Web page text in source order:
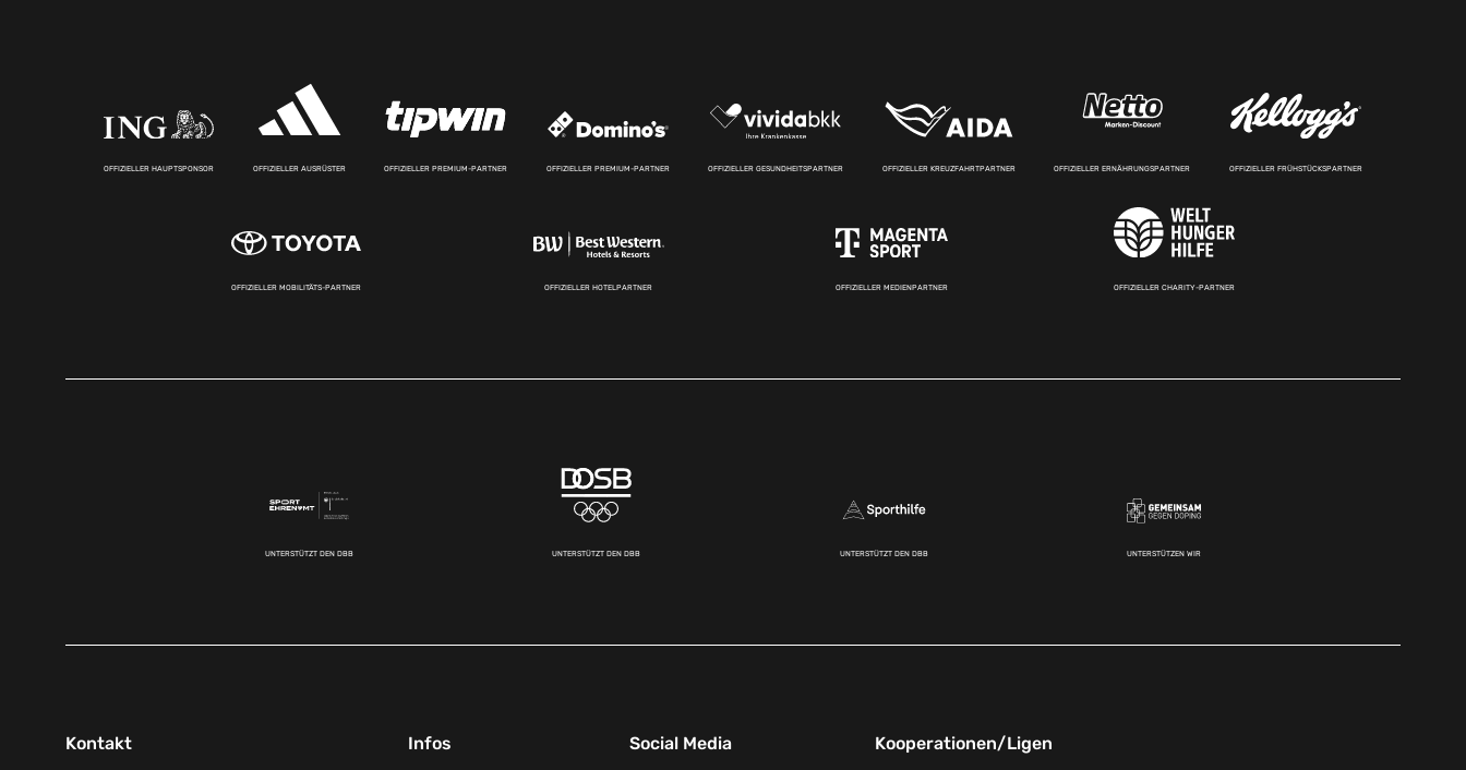
OFFIZIELLER HAUPTSPONSOR OFFIZIELLER AUSRÜSTER OFFIZIELLER PREMIUM-PARTNER OFFIZIELLER PREMIUM-PARTNER OFFIZIELLER GESUNDHEITSPARTNER OFFIZIELLER KREUZFAHRTPARTNER OFFIZIELLER ERNÄHRUNGSPARTNER OFFIZIELLER FRÜHSTÜCKSPARTNER
OFFIZIELLER MOBILITÄTS-PARTNER OFFIZIELLER HOTELPARTNER OFFIZIELLER MEDIENPARTNER OFFIZIELLER CHARITY-PARTNER
UNTERSTÜTZT DEN DBB UNTERSTÜTZT DEN DBB UNTERSTÜTZT DEN DBB UNTERSTÜTZEN WIR
Kontakt Infos Social Media Kooperationen/Ligen